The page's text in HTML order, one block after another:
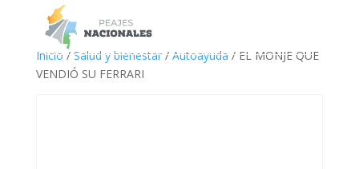
Inicio / Salud y bienestar/ Autoayuda / EL MONJE QUE
VENDIÓ SU FERRARI